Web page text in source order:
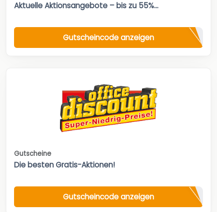
Aktuelle Aktionsangebote – bis zu 55%...
Gutscheincode anzeigen
Gutscheine
Die besten Gratis-Aktionen!
Gutscheincode anzeigen